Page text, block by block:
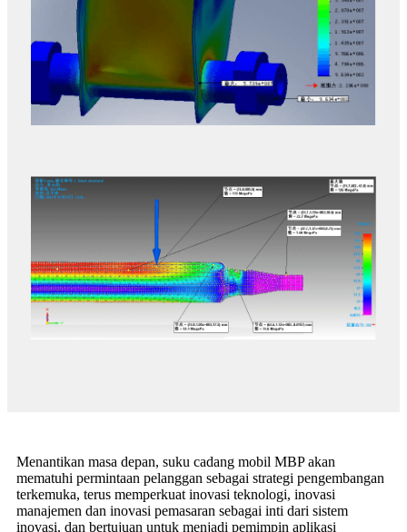
Menantikan masa depan, suku cadang mobil MBP akan
mematuhi permintaan pelanggan sebagai strategi pengembangan
terkemuka, terus memperkuat inovasi teknologi, inovasi
manajemen dan inovasi pemasaran sebagai inti dari sistem
inovasi, dan bertujuan untuk menjadi pemimpin aplikasi